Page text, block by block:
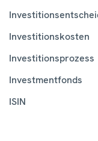
Investitionskosten
Investitionsprozess
Investmentfonds
ISIN